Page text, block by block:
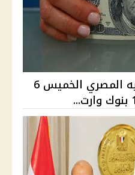
سعر الدولار مقابل الجنيه المصري الخميس 6